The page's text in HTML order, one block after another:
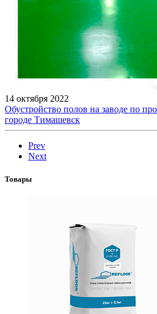
14 октября 2022
Обустройство полов на заводе по
городе Тимашевск
Prev
Next
Товары